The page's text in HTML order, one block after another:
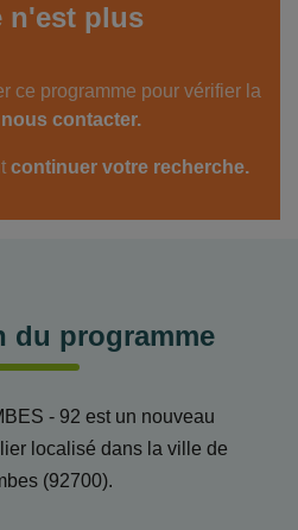
n'est plus
ce programme pour vérifier la
nous contacter.
continuer votre recherche.
du programme
- 92 est un nouveau
localisé dans la ville de
(92700).